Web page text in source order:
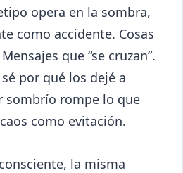
opera en la sombra,
como accidente. Cosas
que “se cruzan”.
por qué los dejé a
sombrío rompe lo que
como evitación.
la misma